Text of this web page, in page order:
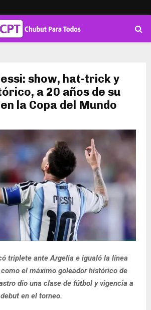
show, hat-trick y
a 20 años de su
la Copa del Mundo
triplete ante Argelia e igualó la línea
el máximo goleador histórico de
dio una clase de fútbol y vigencia a
en el torneo.